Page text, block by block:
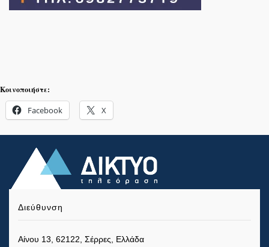
Κοινοποιήστε:
Facebook X
Διεύθυνση
Αίνου 13, 62122, Σέρρες, Ελλάδα